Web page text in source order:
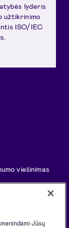
lyderis
užtikrinimo
ISO/IEC
viešinimas
Jūsų